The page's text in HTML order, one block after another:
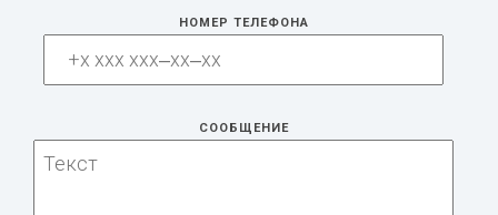
НОМЕР ТЕЛЕФОНА
СООБЩЕНИЕ